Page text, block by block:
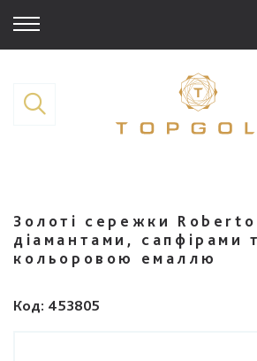
Золоті сережки
діамантами, сапфірами
кольоровою емаллю
Код: 453805